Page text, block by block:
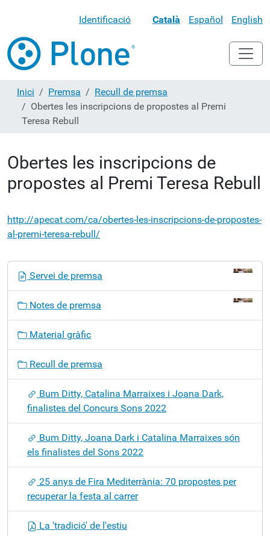
Identificació Català Español English
Inici Premsa
Recull de premsa
Obertes les inscripcions de propostes al Premi
Teresa Rebull
Obertes les inscripcions de
propostes al Premi Teresa Rebull
http://apecat.com/ca/obertes-les-inscripcions-de-propostes-
al-premi-teresa-rebull/
ó
Servei de premsa
Notes de premsa
Material gràfic
Recull de premsa
Bum Ditty, Catalina Marraixes i Joana Dark,
finalistes del Concurs Sons 2022
Bum Ditty, Joana Dark i Catalina Marraixes són
els finalistes del Sons 2022
25 anys de Fira Mediterrània: 70 propostes per
recuperar la festa al carrer
La 'tradició' de l'estiu